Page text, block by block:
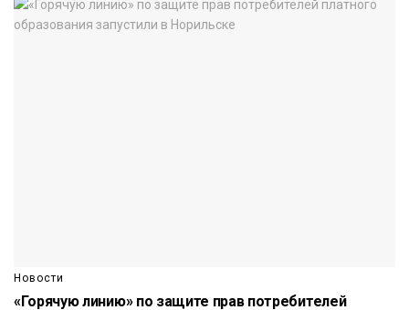
Новости
«Горячую линию» по защите прав потребителей